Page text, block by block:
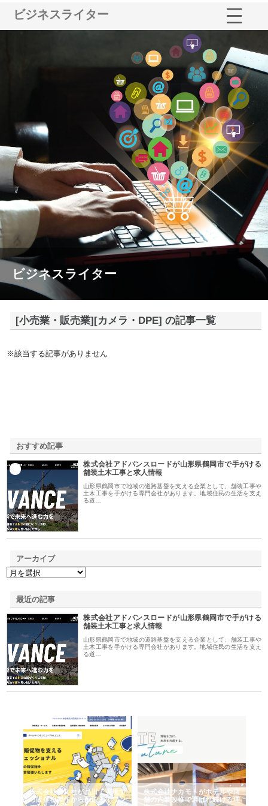
ビジネスライター
ビジネスライター
[小売業・販売業][カメラ・DPE] の記事一覧
※該当する記事がありません
おすすめ記事
株式会社アドバンスロードが山形県鶴岡市で手がける
舗装土木工事と求人情報
山形県鶴岡市で地域の道路基盤を支える企業として、舗装工事や
土木工事を手がける専門会社があります。地域住民の生活を支え
る道…
アーカイブ
最近の記事
株式会社アドバンスロードが山形県鶴岡市で手がける
舗装土木工事と求人情報
山形県鶴岡市で地域の道路基盤を支える企業として、舗装工事や
土木工事を手がける専門会社があります。地域住民の生活を支え
る道…
株式会社耕文社が品川で実現す
る販促物製作から配送までワン
株式会社ナカモトがホテルや店
舗の内装改修で選ばれ続ける理